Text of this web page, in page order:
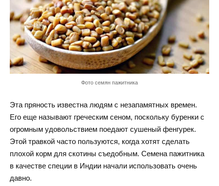
Фото семян пажитника
Эта пряность известна людям с незапамятных времен.
Его еще называют греческим сеном, поскольку буренки с
огромным удовольствием поедают сушеный фенгурек.
Этой травкой часто пользуются, когда хотят сделать
плохой корм для скотины съедобным. Семена пажитника
в качестве специи в Индии начали использовать очень
давно.